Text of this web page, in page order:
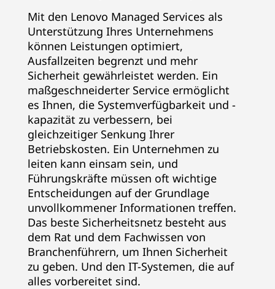
Mit den Lenovo Managed Services als
Unterstützung Ihres Unternehmens
können Leistungen optimiert,
Ausfallzeiten begrenzt und mehr
Sicherheit gewährleistet werden. Ein
maßgeschneiderter Service ermöglicht
es Ihnen, die Systemverfügbarkeit und -
kapazität zu verbessern, bei
gleichzeitiger Senkung Ihrer
Betriebskosten. Ein Unternehmen zu
leiten kann einsam sein, und
Führungskräfte müssen oft wichtige
Entscheidungen auf der Grundlage
unvollkommener Informationen treffen.
Das beste Sicherheitsnetz besteht aus
dem Rat und dem Fachwissen von
Branchenführern, um Ihnen Sicherheit
zu geben. Und den IT-Systemen, die auf
alles vorbereitet sind.